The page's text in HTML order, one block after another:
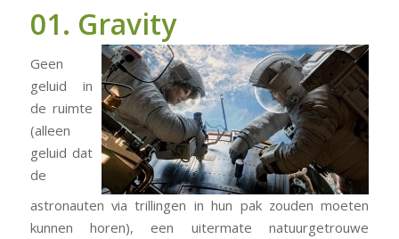
01. Gravity
Geen
geluid in
de ruimte
(alleen
geluid dat
de
astronauten via trillingen in hun pak zouden moeten
kunnen horen), een uitermate natuurgetrouwe